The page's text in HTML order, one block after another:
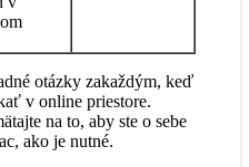
otázky zakaždým, keď
v online priestore.
na to, aby ste o sebe
ako je nutné.